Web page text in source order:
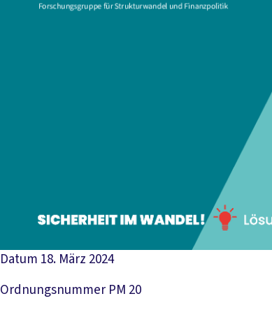
Datum 18. März 2024
Ordnungsnummer PM 20